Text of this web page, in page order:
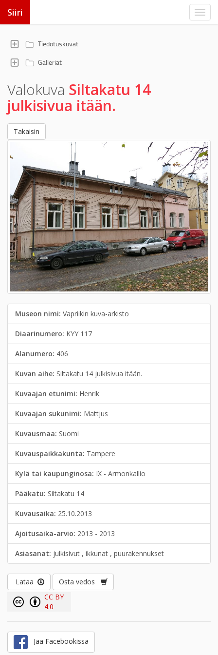
Siiri
Tiedotuskuvat
Galleriat
Valokuva Siltakatu 14
julkisivua itään.
Takaisin
Museon nimi: Vapriikin kuva-arkisto
Diaarinumero: KYY 117
Alanumero: 406
Kuvan aihe: Siltakatu 14 julkisivua itään.
Kuvaajan etunimi: Henrik
Kuvaajan sukunimi: Mattjus
Kuvausmaa: Suomi
Kuvauspaikkakunta: Tampere
Kylä tai kaupunginosa: IX - Armonkallio
Pääkatu: Siltakatu 14
Kuvausaika: 25.10.2013
Ajoitusaika-arvio: 2013 - 2013
Asiasanat: julkisivut , ikkunat , puurakennukset
Lataa
Osta vedos
CC BY
4.0
Jaa Facebookissa